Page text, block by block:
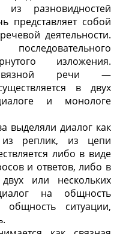
разновидностей
представляет собой
деятельности.
изложения.
речи —
в двух
и монологе
выделяли диалог как
реплик, из цепи
либо в виде
и ответов, либо в
или нескольких
на общность
общность ситуации,